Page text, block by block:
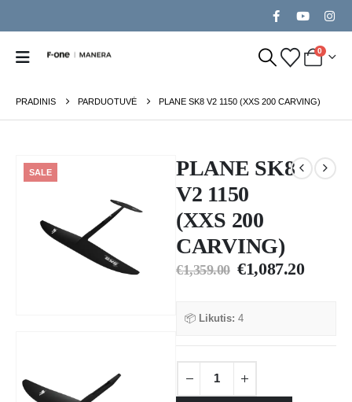
0
PRADINIS PARDUOTUVĖ PLANE SK8 V2 1150 (XXS 200 CARVING)
SALE
PLANE SK8
V2 1150
(XXS 200
CARVING)
€1,359.00 €1,087.20
📦 Likutis: 4